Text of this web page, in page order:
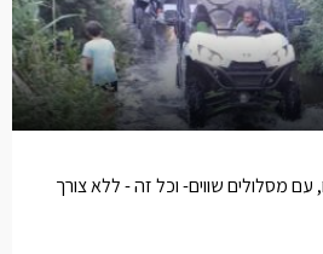
מסלולים שווים- וכל זה - ללא צורך